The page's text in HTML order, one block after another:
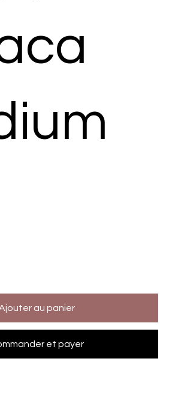
au panier
et payer